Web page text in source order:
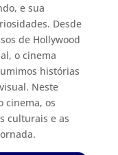
e sua
Desde
de Hollywood
o cinema
histórias
Neste
cinema, os
culturais e as